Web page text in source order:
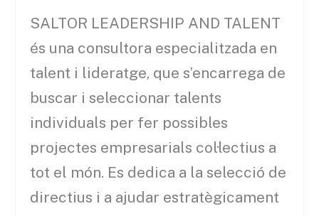
SALTOR LEADERSHIP AND TALENT
és una consultora especialitzada en
talent i lideratge, que s’encarrega de
buscar i seleccionar talents
individuals per fer possibles
projectes empresarials col·lectius a
tot el món. Es dedica a la selecció de
directius i a ajudar estratègicament